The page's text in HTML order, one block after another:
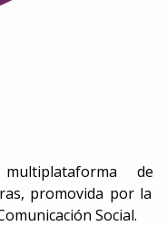
de
promovida por la
Social.